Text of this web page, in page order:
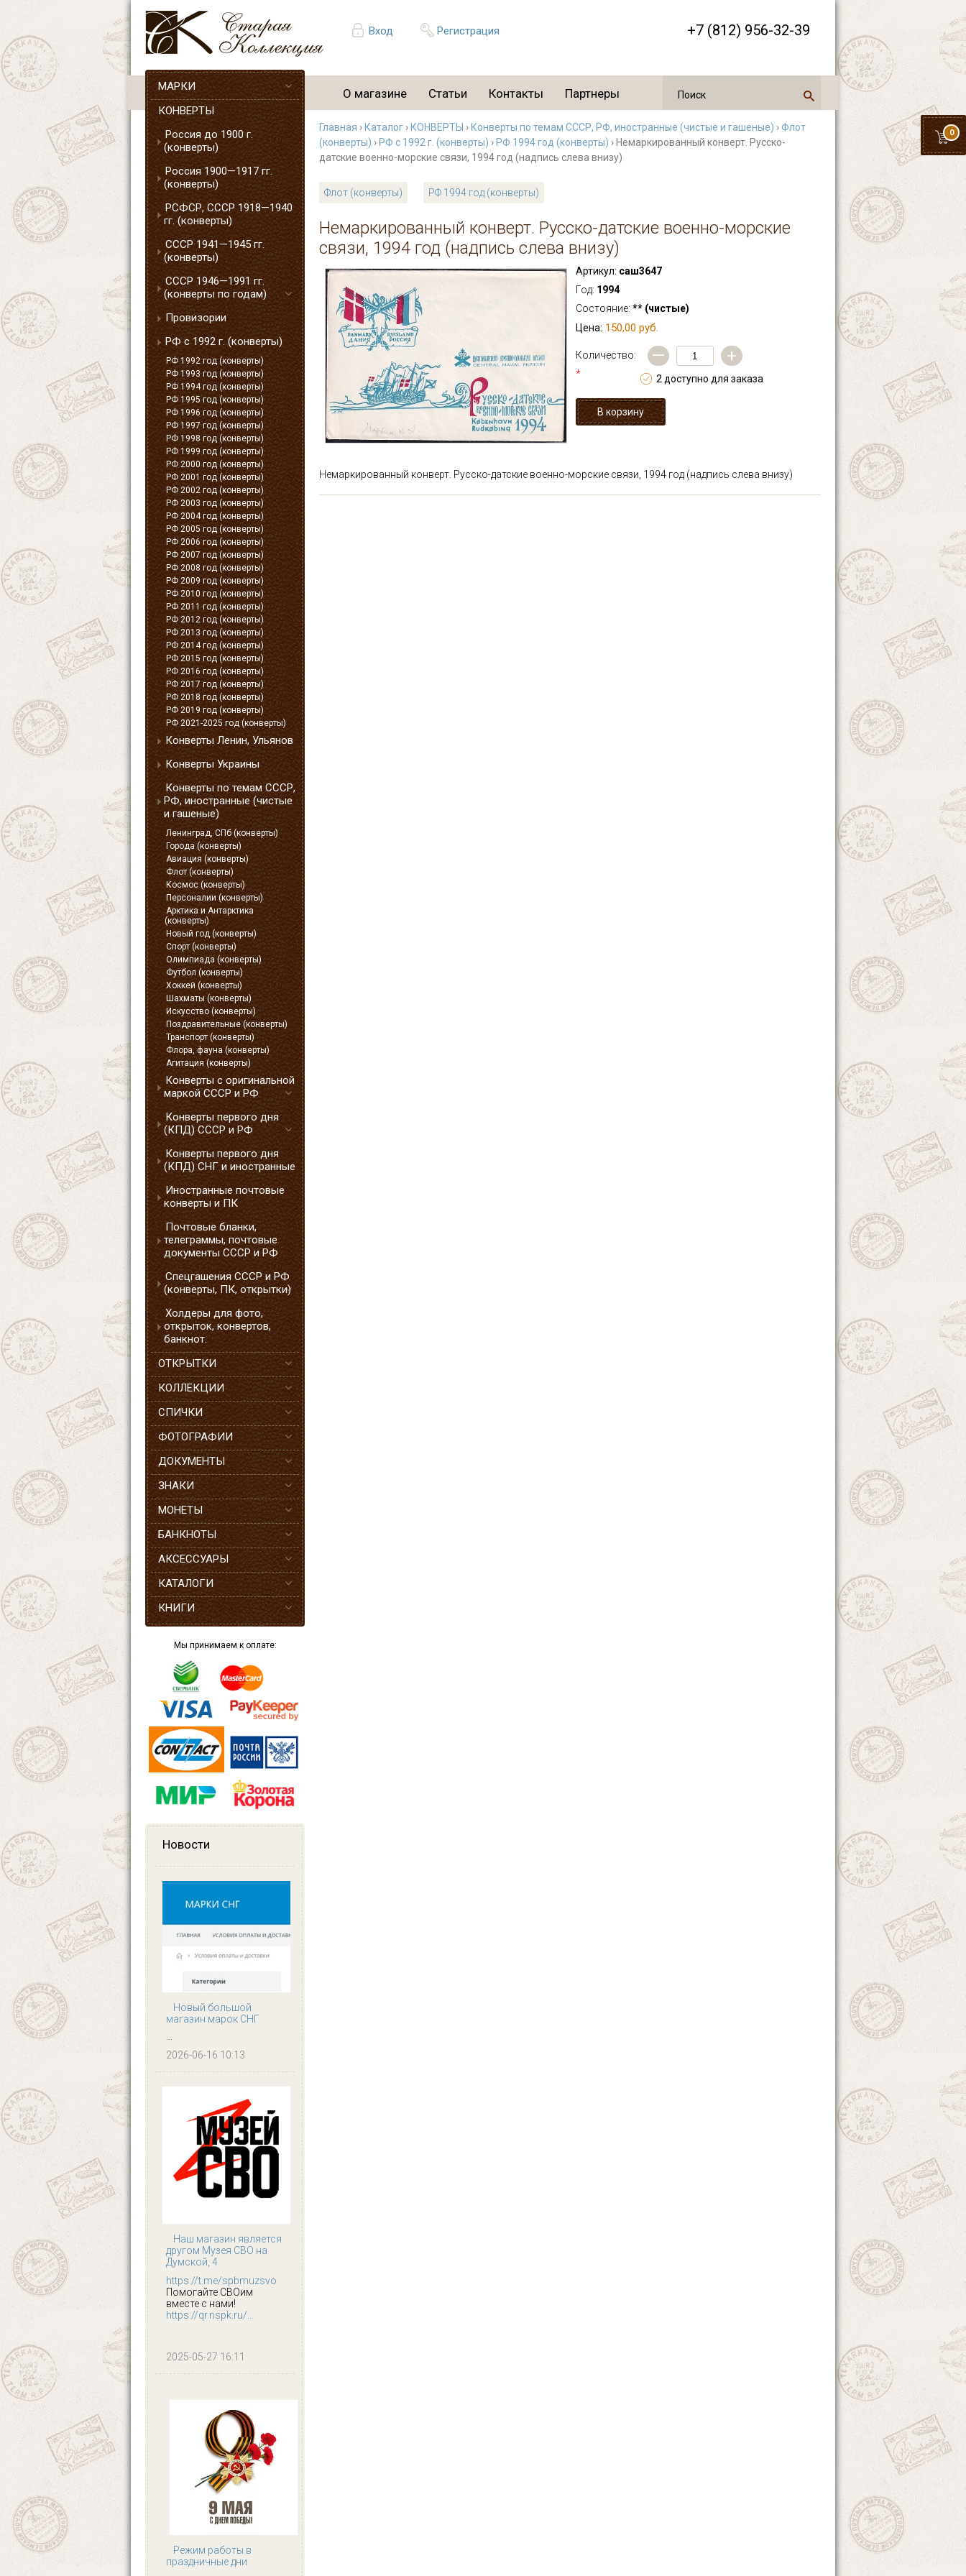
Вход Регистрация +7 (812) 956-32-39
0
О магазине Статьи Контакты Партнеры
МАРКИ
КОНВЕРТЫ
Россия до 1900 г.
(конверты)
Россия 1900—1917 гг.
(конверты)
РСФСР, СССР 1918—1940
гг. (конверты)
СССР 1941—1945 гг.
(конверты)
СССР 1946—1991 гг.
(конверты по годам)
Провизории
РФ с 1992 г. (конверты)
РФ 1992 год (конверты)
РФ 1993 год (конверты)
РФ 1994 год (конверты)
РФ 1995 год (конверты)
РФ 1996 год (конверты)
РФ 1997 год (конверты)
РФ 1998 год (конверты)
РФ 1999 год (конверты)
РФ 2000 год (конверты)
РФ 2001 год (конверты)
РФ 2002 год (конверты)
РФ 2003 год (конверты)
РФ 2004 год (конверты)
РФ 2005 год (конверты)
РФ 2006 год (конверты)
РФ 2007 год (конверты)
РФ 2008 год (конверты)
РФ 2009 год (конверты)
РФ 2010 год (конверты)
РФ 2011 год (конверты)
РФ 2012 год (конверты)
РФ 2013 год (конверты)
РФ 2014 год (конверты)
РФ 2015 год (конверты)
РФ 2016 год (конверты)
РФ 2017 год (конверты)
РФ 2018 год (конверты)
РФ 2019 год (конверты)
РФ 2021-2025 год (конверты)
Конверты Ленин, Ульянов
Конверты Украины
Конверты по темам СССР,
РФ, иностранные (чистые
и гашеные)
Ленинград, СПб (конверты)
Города (конверты)
Авиация (конверты)
Флот (конверты)
Космос (конверты)
Персоналии (конверты)
Арктика и Антарктика
(конверты)
Новый год (конверты)
Спорт (конверты)
Олимпиада (конверты)
Футбол (конверты)
Хоккей (конверты)
Шахматы (конверты)
Искусство (конверты)
Поздравительные (конверты)
Транспорт (конверты)
Флора, фауна (конверты)
Агитация (конверты)
Конверты с оригинальной
маркой СССР и РФ
Конверты первого дня
(КПД) СССР и РФ
Конверты первого дня
(КПД) СНГ и иностранные
Иностранные почтовые
конверты и ПК
Почтовые бланки,
телеграммы, почтовые
документы СССР и РФ
Спецгашения СССР и РФ
(конверты, ПК, открытки)
Холдеры для фото,
открыток, конвертов,
банкнот.
ОТКРЫТКИ
КОЛЛЕКЦИИ
СПИЧКИ
ФОТОГРАФИИ
ДОКУМЕНТЫ
ЗНАКИ
МОНЕТЫ
БАНКНОТЫ
АКСЕССУАРЫ
КАТАЛОГИ
КНИГИ
Мы принимаем к оплате:
Новости
Новый большой
магазин марок СНГ
...
2026-06-16 10:13
Наш магазин является
другом Музея СВО на
Думской, 4
https://t.me/spbmuzsvo
Помогайте СВОим
вместе с нами!
https://qr.nspk.ru/...
2025-05-27 16:11
Режим работы в
праздничные дни
Главная › Каталог › КОНВЕРТЫ › Конверты по темам СССР, РФ, иностранные (чистые и гашеные) ›Флот
(конверты) › РФ с 1992 г. (конверты) › РФ 1994 год (конверты) › Немаркированный конверт. Русско-
датские военно-морские связи, 1994 год (надпись слева внизу)
Флот (конверты) РФ 1994 год (конверты)
Немаркированный конверт. Русско-датские военно-морские
связи, 1994 год (надпись слева внизу)
Артикул: саш3647
Год: 1994
Состояние: ** (чистые)
Цена: 150,00 руб.
Количество:
*
— +
2 доступно для заказа
Немаркированный конверт. Русско-датские военно-морские связи, 1994 год (надпись слева внизу)